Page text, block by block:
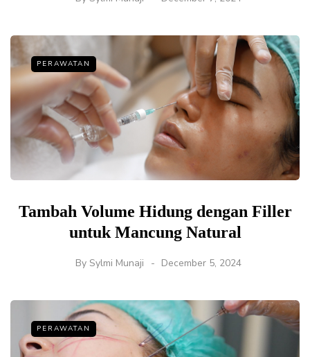
PERAWATAN
Tambah Volume Hidung dengan Filler
untuk Mancung Natural
By Sylmi Munaji December 5, 2024
PERAWATAN